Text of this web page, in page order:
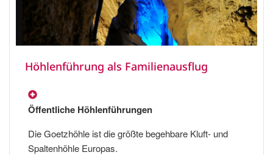
Höhlenführung als Familienausflug
Öffentliche Höhlenführungen
Die Goetzhöhle ist die größte begehbare Kluft- und
Spaltenhöhle Europas.